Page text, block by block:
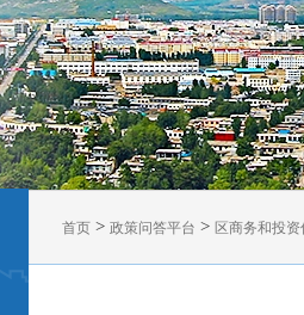
首页 > 政策问答平台 > 区商务和投